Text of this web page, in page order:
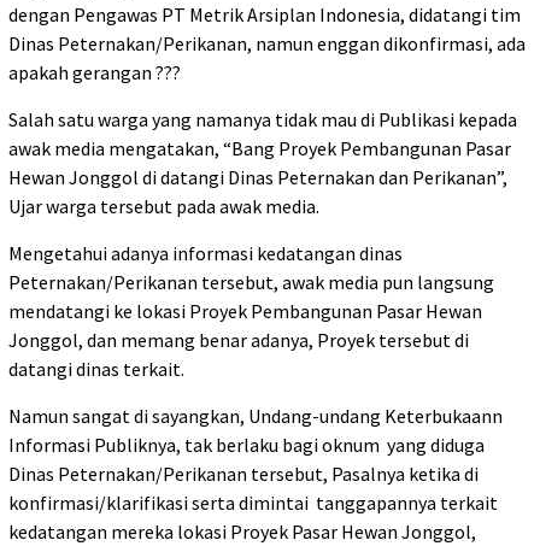
dengan Pengawas PT Metrik Arsiplan Indonesia, didatangi tim
Dinas Peternakan/Perikanan, namun enggan dikonfirmasi, ada
apakah gerangan ???
Salah satu warga yang namanya tidak mau di Publikasi kepada
awak media mengatakan, “Bang Proyek Pembangunan Pasar
Hewan Jonggol di datangi Dinas Peternakan dan Perikanan”,
Ujar warga tersebut pada awak media.
Mengetahui adanya informasi kedatangan dinas
Peternakan/Perikanan tersebut, awak media pun langsung
mendatangi ke lokasi Proyek Pembangunan Pasar Hewan
Jonggol, dan memang benar adanya, Proyek tersebut di
datangi dinas terkait.
Namun sangat di sayangkan, Undang-undang Keterbukaann
Informasi Publiknya, tak berlaku bagi oknum yang diduga
Dinas Peternakan/Perikanan tersebut, Pasalnya ketika di
konfirmasi/klarifikasi serta dimintai tanggapannya terkait
kedatangan mereka lokasi Proyek Pasar Hewan Jonggol,